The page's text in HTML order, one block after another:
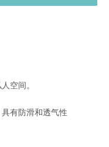
空间。
有防滑和透气性